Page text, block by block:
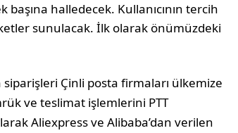
halledecek. Kullanıcının tercih
sunulacak. İlk olarak önümüzdeki
Çinli posta firmaları ülkemize
ve teslimat işlemlerini PTT
Aliexpress ve Alibaba’dan verilen